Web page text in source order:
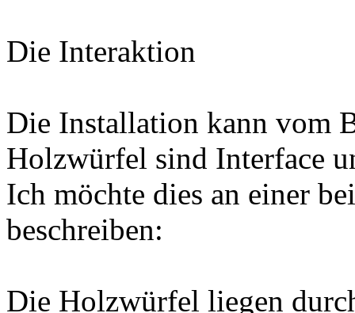
Die Interaktion
Die Installation kann vom
Holzwürfel sind Interface
Ich möchte dies an einer
beschreiben:
Die Holzwürfel liegen